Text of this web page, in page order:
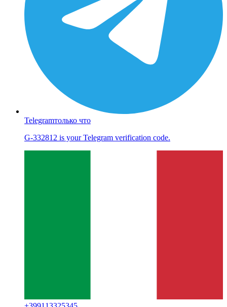
Telegramтолько что
G-332812 is your Telegram verification code.